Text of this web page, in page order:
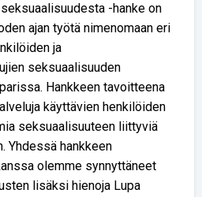
-hanke on
ajan työtä nimenomaan eri
ja
seksuaalisuuden
Hankkeen tavoitteena
käyttävien henkilöiden
seksuaalisuuteen liittyviä
Yhdessä hankkeen
olemme synnyttäneet
lisäksi hienoja Lupa